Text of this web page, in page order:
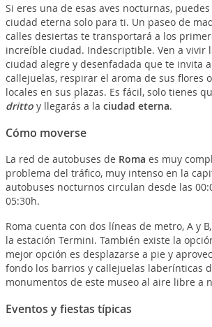
Si eres una de esas aves nocturnas,
ciudad eterna solo para ti. Un paseo de
calles desiertas te transportará a los
increíble ciudad. Indescriptible. Ven a vivir
ciudad alegre y desenfadada que te invita
callejuelas, respirar el aroma de sus flores
locales en sus plazas. Es fácil, solo tienes
drittoy llegarás a la ciudad eterna.
Cómo moverse
La red de autobuses de Roma es muy
problema del tráfico, muy intenso en la
autobuses nocturnos circulan desde las
05:30h.
Roma cuenta con dos líneas de metro, A y
la estación Termini. También existe la
mejor opción es desplazarse a pie y
fondo los barrios y callejuelas laberínticas
monumentos de este museo al aire libre a
Eventos y fiestas típicas